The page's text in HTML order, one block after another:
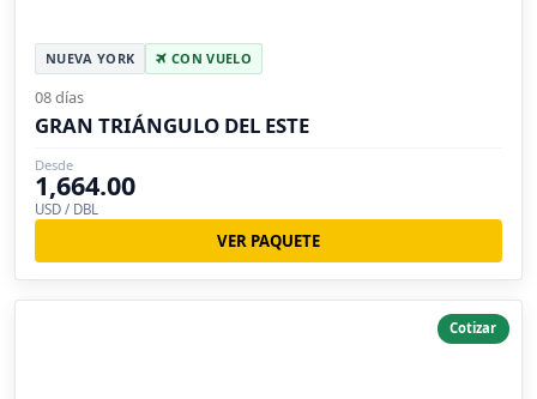
NUEVA YORK CON VUELO
08 días
GRAN TRIÁNGULO DEL ESTE
Desde
1,664.00
USD / DBL
VER PAQUETE
Cotizar